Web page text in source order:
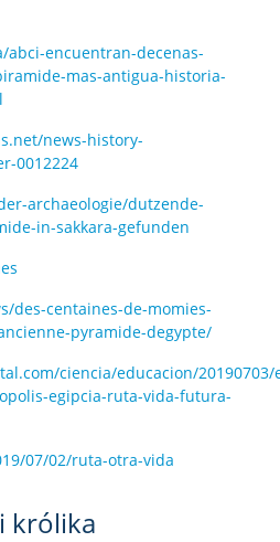
encuentran-decenas-
mas-antigua-historia-
news-history-
0012224
archaeologie/dutzende-
in-sakkara-gefunden
des-centaines-de-momies-
pyramide-degypte/
ciencia/educacion/20190703/
egipcia-ruta-vida-futura-
07/02/ruta-otra-vida
królika